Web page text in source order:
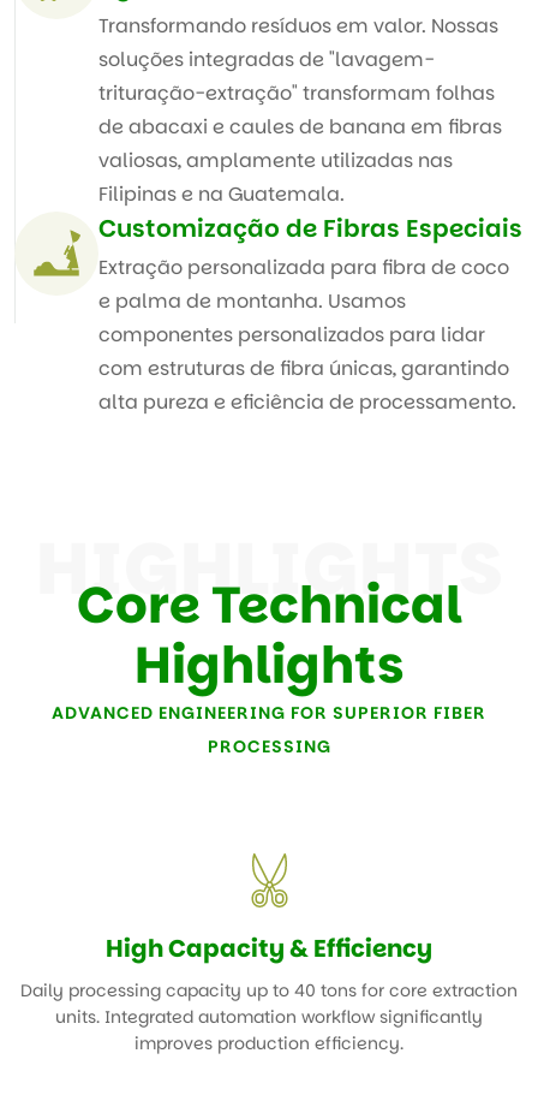
Utilização de Subprodutos
Agrícolas
Transformando resíduos em valor. Nossas
soluções integradas de "lavagem-
trituração-extração" transformam folhas
de abacaxi e caules de banana em fibras
valiosas, amplamente utilizadas nas
Filipinas e na Guatemala.
Customização de Fibras Especiais
Extração personalizada para fibra de coco
e palma de montanha. Usamos
componentes personalizados para lidar
HIGHLIGHTS
Core Technical
Highlights
High Capacity & Efficiency
Daily processing capacity up to 40 tons for core extraction